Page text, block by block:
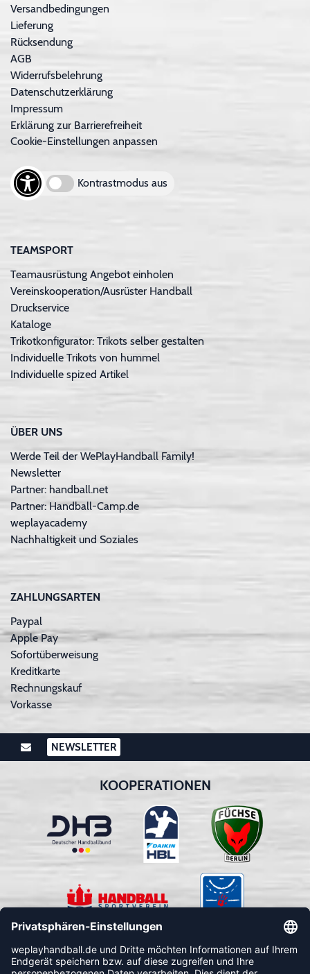
Versandbedingungen
Lieferung
Rücksendung
AGB
Widerrufsbelehrung
Datenschutzerklärung
Impressum
Erklärung zur Barrierefreiheit
Cookie-Einstellungen anpassen
Kontrastmodus aus
TEAMSPORT
Teamausrüstung Angebot einholen
Vereinskooperation/Ausrüster Handball
Druckservice
Kataloge
Trikotkonfigurator: Trikots selber gestalten
Individuelle Trikots von hummel
Individuelle spized Artikel
ÜBER UNS
Werde Teil der WePlayHandball Family!
Newsletter
Partner: handball.net
Partner: Handball-Camp.de
weplayacademy
Nachhaltigkeit und Soziales
ZAHLUNGSARTEN
Paypal
Apple Pay
Sofortüberweisung
Kreditkarte
Rechnungskauf
Vorkasse
NEWSLETTER
KOOPERATIONEN
FOLLOW US